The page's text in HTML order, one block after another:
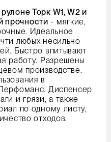
Торк W1, W2 и
прочности - мягкие,
Идеальное
любых несильно
Быстро впитывают
работу. Разрешены
производстве.
в
Диспенсер
и грязи, а также
по одному листу,
отходов.